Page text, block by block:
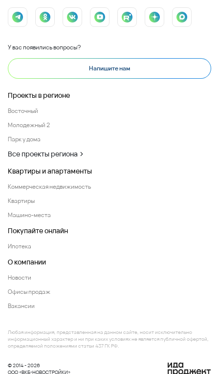
У вас появились вопросы?
Напишите нам
Проекты в регионе
Восточный
Молодежный 2
Парк у дома
Все проекты региона
Квартиры и апартаменты
Коммерческая недвижимость
Квартиры
Машино-места
Покупайте онлайн
Ипотека
О компании
Новости
Офисы продаж
Вакансии
© 2014 - 2026
ООО «ВКБ-НОВОСТРОЙКИ»
Любая информация, представленная на данном сайте, носит исключительно
информационный характер и ни при каких условиях не является публичной офертой,
определяемой положениями статьи 437 ГК РФ.